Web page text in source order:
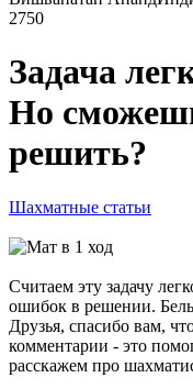
2750
Задача
Но
решить?
Шахматные статьи
Считаем эту задачу
ошибок в решении.
Друзья, спасибо вам,
комментарии - это
расскажем про